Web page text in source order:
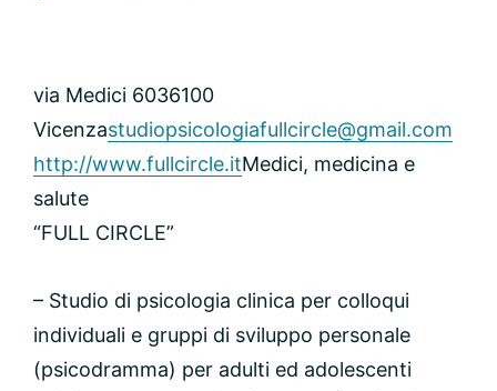
via Medici 6036100
Vicenzastudiopsicologiafullcircle@gmail.com
http://www.fullcircle.itMedici, medicina e
salute
“FULL CIRCLE”
– Studio di psicologia clinica per colloqui
individuali e gruppi di sviluppo personale
(psicodramma) per adulti ed adolescenti